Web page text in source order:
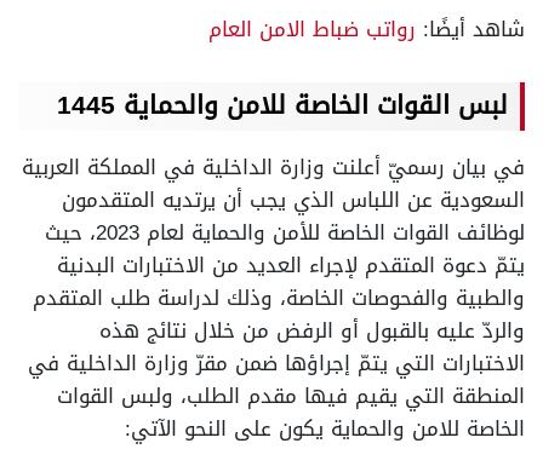
شاهد أيضًا: رواتب ضباط الامن العام
لبس القوات الخاصة للامن والحماية 1445
في بيان رسميّ أعلنت وزارة الداخلية في المملكة العربية
السعودية عن اللباس الذي يجب أن يرتديه المتقدمون
لوظائف القوات الخاصة للأمن والحماية لعام 2023، حيث
يتمّ دعوة المتقدم لإجراء العديد من الاختبارات البدنية
والطبية والفحوصات الخاصة، وذلك لدراسة طلب المتقدم
والردّ عليه بالقبول أو الرفض من خلال نتائج هذه
الاختبارات التي يتمّ إجراؤها ضمن مقرّ وزارة الداخلية في
المنطقة التي يقيم فيها مقدم الطلب، ولبس القوات
الخاصة للامن والحماية يكون على النحو الآتي: